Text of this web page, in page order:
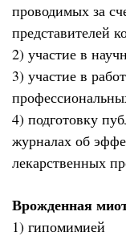
проводимых за
представителей
2) участие в
3) участие в
4) подготовку
журналах об
лекарственных
Врожденная
1) гипомимией